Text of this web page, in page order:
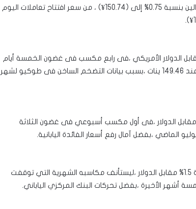
•سعر صرف الين الياباني اليوم :ارتفع الدولار مقابل الين بنسبة 0.75% إلى (150.74¥) ، من سعر افتتاح تعاملات اليوم
اليابان يوم الجمعة ارتفاع بنسبة 1.2% مقابل الدولار الأمريكي ،فى رابع مكسب فى غضون الخمسة أيام
الأخيرة ،وسجل أعلى مستوى فى خمسة أسابيع عند 149.46 ينات ،بسبب بيانات التضخم الساخن فى طوكيو لشهر
الين الأسبوع المنصرم ارتفاع بنسبة 3.25% مقابل الدولار ،فى أول مكسب أسبوعي فى غضون الثلاثة
الماضي ،بفضل آمال رفع أسعار الفائدة اليابانية.
•وعلى مدار نوفمبر الفائت ،حقق الين ارتفاع بنسبة 1.5% مقابل الدولار ،ليستأنف مكاسبه الشهرية التي توقفت
الأخيرة ،بفضل تحركات البنك المركزي الياباني.